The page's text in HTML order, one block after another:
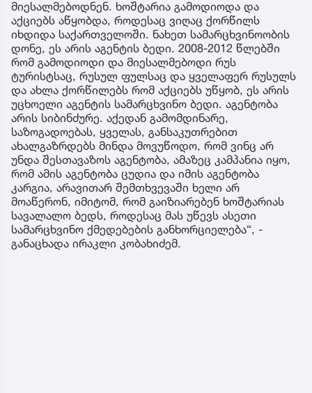
მიესალმებოდნენ. ხოშტარია გამოდიოდა და
აქციებს აწყობდა, როდესაც ვიღაც ქორწილს
იხდიდა საქართველოში. ნახეთ სამარცხვინოობის
დონე, ეს არის აგენტის ბედი. 2008-2012 წლებში
რომ გამოდიოდი და მიესალმებოდი რუს
ტურისტსაც, რუსულ ფულსაც და ყველაფერ რუსულს
და ახლა ქორწილებს რომ აქციებს უწყობ, ეს არის
უცხოელი აგენტის სამარცხვინო ბედი. აგენტობა
არის სიბინძურე. აქედან გამომდინარე,
საზოგადოებას, ყველას, განსაკუთრებით
ახალგაზრდებს მინდა მოვუწოდო, რომ ვინც არ
უნდა შესთავაზოს აგენტობა, ამაზეც კამპანია იყო,
რომ ამის აგენტობა ცუდია და იმის აგენტობა
კარგია, არავითარ შემთხვევაში ხელი არ
მოაწერონ, იმიტომ, რომ გაიზიარებენ ხოშტარიას
სავალალო ბედს, როდესაც მას უწევს ასეთი
სამარცხვინო ქმედებების განხორციელება“, -
განაცხადა ირაკლი კობახიძემ.